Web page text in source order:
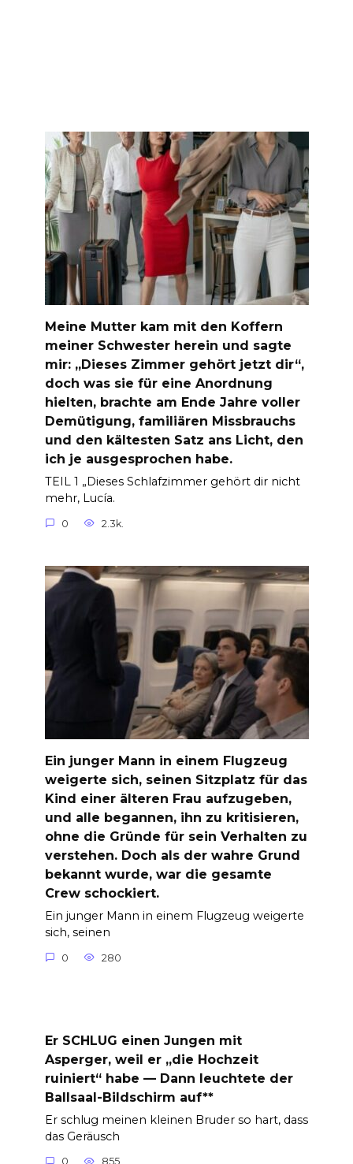
Meine Mutter kam mit den Koffern
meiner Schwester herein und sagte
mir: „Dieses Zimmer gehört jetzt dir“,
doch was sie für eine Anordnung
hielten, brachte am Ende Jahre voller
Demütigung, familiären Missbrauchs
und den kältesten Satz ans Licht, den
ich je ausgesprochen habe.
TEIL 1 „Dieses Schlafzimmer gehört dir nicht
mehr, Lucía.
0 2.3k.
Ein junger Mann in einem Flugzeug
weigerte sich, seinen Sitzplatz für das
Kind einer älteren Frau aufzugeben,
und alle begannen, ihn zu kritisieren,
ohne die Gründe für sein Verhalten zu
verstehen. Doch als der wahre Grund
bekannt wurde, war die gesamte
Crew schockiert.
Ein junger Mann in einem Flugzeug weigerte
sich, seinen
0 280
Er SCHLUG einen Jungen mit
Asperger, weil er „die Hochzeit
ruiniert“ habe — Dann leuchtete der
Ballsaal-Bildschirm auf**
Er schlug meinen kleinen Bruder so hart, dass
das Geräusch
0 855